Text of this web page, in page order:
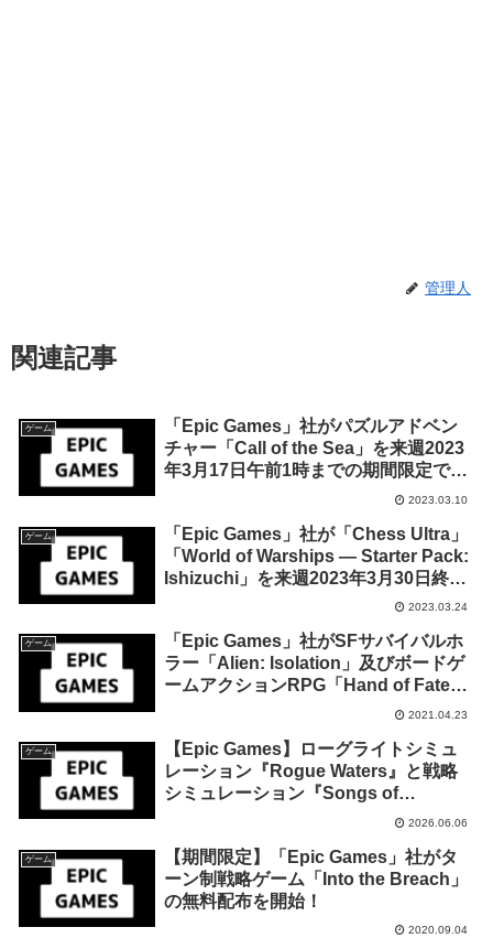
管理人
関連記事
ゲーム
「Epic Games」社がパズルアドベン
チャー「Call of the Sea」を来週2023
年3月17日午前1時までの期間限定で無
2023.03.10
ゲーム
「Epic Games」社が「Chess Ultra」
「World of Warships — Starter Pack:
Ishizuchi」を来週2023年3月30日終日
までの期間限定で無料配布を開始！
2023.03.24
ゲーム
「Epic Games」社がSFサバイバルホ
ラー「Alien: Isolation」及びボードゲ
ームアクションRPG「Hand of Fate
2」等2作品を4月29日終日までの1週間
2021.04.23
ゲーム
【Epic Games】ローグライトシミュ
レーション『Rogue Waters』と戦略
シミュレーション『Songs of
Conquest』が来週2026年6月12日午
始！
2026.06.06
ゲーム
【期間限定】「Epic Games」社がタ
ーン制戦略ゲーム「Into the Breach」
の無料配布を開始！
2020.09.04